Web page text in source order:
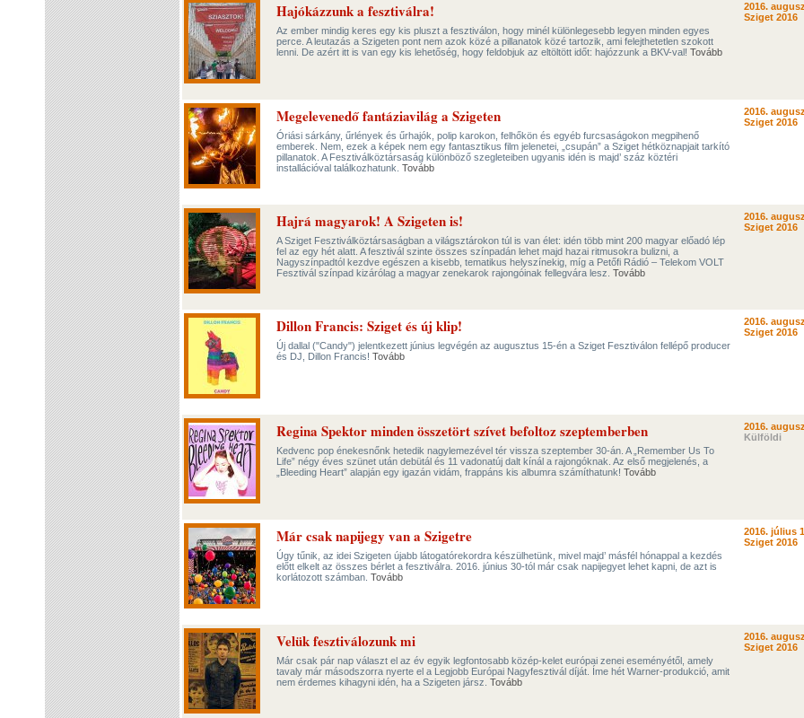
Hajókázzunk a fesztiválra!
Az ember mindig keres egy kis pluszt a fesztiválon, hogy minél különlegesebb legyen minden egyes
perce. A leutazás a Szigeten pont nem azok közé a pillanatok közé tartozik, ami felejthetetlen szokott
lenni. De azért itt is van egy kis lehetőség, hogy feldobjuk az eltöltött időt: hajózzunk a BKV-val! Tovább
2016.
Sziget 2016
Megelevenedő fantáziavilág a Szigeten
Óriási sárkány, űrlények és űrhajók, polip karokon, felhőkön és egyéb furcsaságokon megpihenő
emberek. Nem, ezek a képek nem egy fantasztikus film jelenetei, „csupán” a Sziget hétköznapjait tarkító
pillanatok. A Fesztiválköztársaság különböző szegleteiben ugyanis idén is majd’ száz köztéri
installációval találkozhatunk. Tovább
2016.
Sziget 2016
Hajrá magyarok! A Szigeten is!
A Sziget Fesztiválköztársaságban a világsztárokon túl is van élet: idén több mint 200 magyar előadó lép
fel az egy hét alatt. A fesztivál szinte összes színpadán lehet majd hazai ritmusokra bulizni, a
Nagyszínpadtól kezdve egészen a kisebb, tematikus helyszínekig, míg a Petőfi Rádió – Telekom VOLT
Fesztivál színpad kizárólag a magyar zenekarok rajongóinak fellegvára lesz. Tovább
2016.
Sziget 2016
Dillon Francis: Sziget és új klip!
Új dallal ("Candy") jelentkezett június legvégén az augusztus 15-én a Sziget Fesztiválon fellépő producer
és DJ, Dillon Francis! Tovább
2016.
Sziget 2016
Regina Spektor minden összetört szívet befoltoz szeptemberben
Kedvenc pop énekesnőnk hetedik nagylemezével tér vissza szeptember 30-án. A „Remember Us To
Life” négy éves szünet után debütál és 11 vadonatúj dalt kínál a rajongóknak. Az első megjelenés, a
„Bleeding Heart” alapján egy igazán vidám, frappáns kis albumra számíthatunk! Tovább
2016.
Külföldi
Már csak napijegy van a Szigetre
Úgy tűnik, az idei Szigeten újabb látogatórekordra készülhetünk, mivel majd’ másfél hónappal a kezdés
előtt elkelt az összes bérlet a fesztiválra. 2016. június 30-tól már csak napijegyet lehet kapni, de azt is
korlátozott számban. Tovább
2016. július
Sziget 2016
Velük fesztiválozunk mi
Már csak pár nap választ el az év egyik legfontosabb közép-kelet európai zenei eseményétől, amely
tavaly már másodszorra nyerte el a Legjobb Európai Nagyfesztivál díját. Íme hét Warner-produkció, amit
nem érdemes kihagyni idén, ha a Szigeten jársz. Tovább
2016.
Sziget 2016